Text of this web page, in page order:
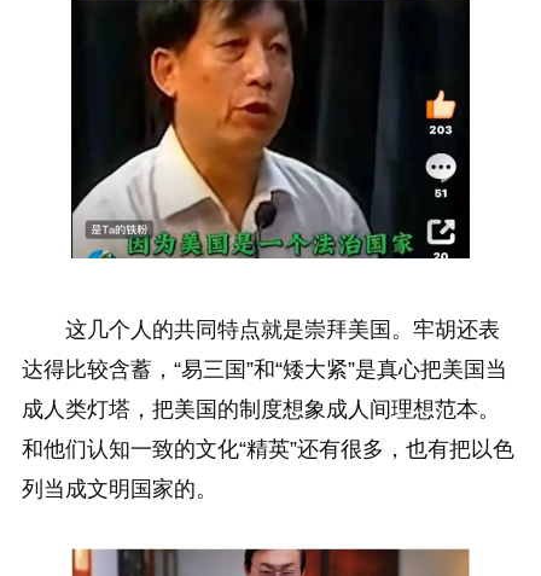
这几个人的共同特点就是崇拜美国。牢胡还表
达得比较含蓄，“易三国”和“矮大紧”是真心把美国当
成人类灯塔，把美国的制度想象成人间理想范本。
和他们认知一致的文化“精英”还有很多，也有把以色
列当成文明国家的。